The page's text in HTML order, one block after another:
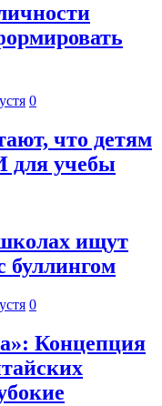
0
что детям
для учебы
ищут
буллингом
0
Концепция